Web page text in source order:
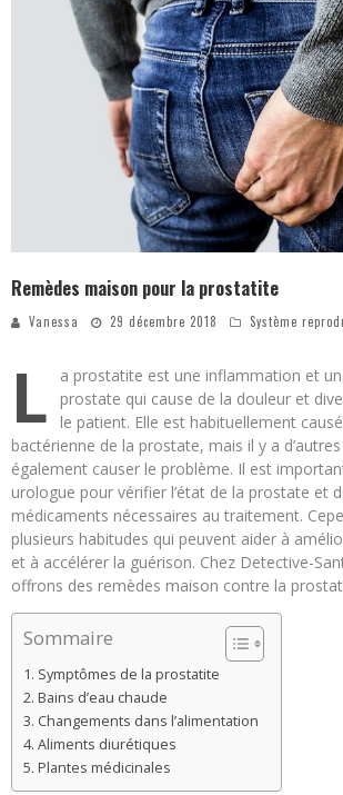
Remèdes maison pour la prostatite
Vanessa 29 décembre 2018 Système
L
a prostatite est une inflammation et
prostate qui cause de la douleur et
le patient. Elle est habituellement
bactérienne de la prostate, mais il y a
également causer le problème. Il est
urologue pour vérifier l’état de la prostate et
médicaments nécessaires au traitement.
plusieurs habitudes qui peuvent aider à
et à accélérer la guérison. Chez Detective-
offrons des remèdes maison contre la
Sommaire
Symptômes de la prostatite
Bains d’eau chaude
Changements dans l’alimentation
Aliments diurétiques
Plantes médicinales